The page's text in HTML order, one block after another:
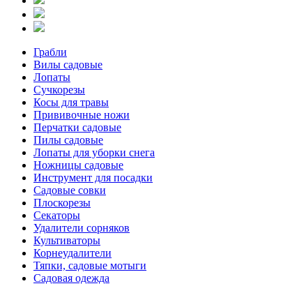
Грабли
Вилы садовые
Лопаты
Сучкорезы
Косы для травы
Прививочные ножи
Перчатки садовые
Пилы садовые
Лопаты для уборки снега
Ножницы садовые
Инструмент для посадки
Садовые совки
Плоскорезы
Секаторы
Удалители сорняков
Культиваторы
Корнеудалители
Тяпки, садовые мотыги
Садовая одежда